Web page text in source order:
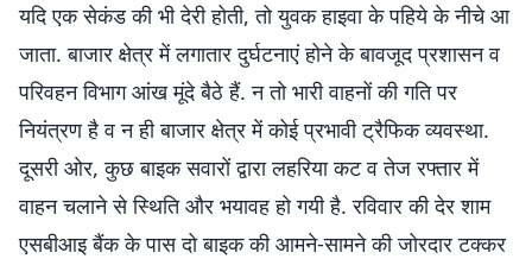
यदि एक सेकंड की भी देरी होती, तो युवक हाइवा के पहिये के नीचे आ
जाता. बाजार क्षेत्र में लगातार दुर्घटनाएं होने के बावजूद प्रशासन व
परिवहन विभाग आंख मूंदे बैठे हैं. न तो भारी वाहनों की गति पर
नियंत्रण है व न ही बाजार क्षेत्र में कोई प्रभावी ट्रैफिक व्यवस्था.
दूसरी ओर, कुछ बाइक सवारों द्वारा लहरिया कट व तेज रफ्तार में
वाहन चलाने से स्थिति और भयावह हो गयी है. रविवार की देर शाम
एसबीआइ बैंक के पास दो बाइक की आमने-सामने की जोरदार टक्कर